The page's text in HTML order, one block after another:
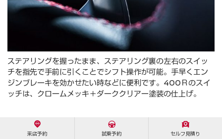
ステアリングを握ったまま、ステアリング裏の左右のスイッ
チを指先で⼿前に引くことでシフト操作が可能。⼿早くエン
ジンブレーキを効かせたい時などに便利です。400Ｒのスイ
ッチは、クロームメッキ＋ダーククリアー塗装の仕上げ。
来店予約 試乗予約 セルフ見積り